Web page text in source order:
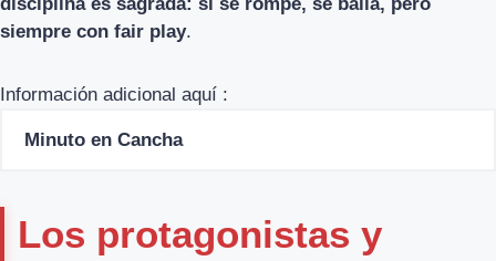
siempre con fair play.
Información adicional aquí :
Minuto en Cancha
Los protagonistas y